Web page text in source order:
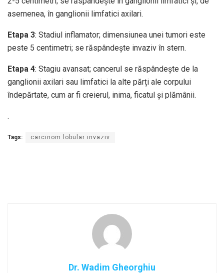
asemenea, în ganglionii limfatici axilari.
Etapa 3: Stadiul inflamator; dimensiunea unei tumori este
peste 5 centimetri; se răspândește invaziv în stern.
Etapa 4: Stagiu avansat; cancerul se răspândește de la
ganglionii axilari sau limfatici la alte părți ale corpului
îndepărtate, cum ar fi creierul, inima, ficatul și plămânii.
.
Tags: carcinom lobular invaziv
Dr. Wadim Gheorghiu